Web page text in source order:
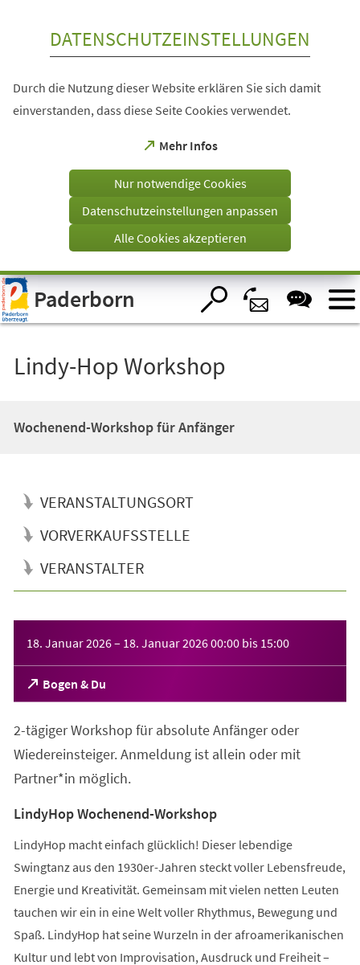
Visuelle
Assistenzsoftware
öffnen.
DATENSCHUTZEINSTELLUNGEN
Durch die Nutzung dieser Website erklären Sie sich damit
einverstanden, dass diese Seite Cookies verwendet.
Mehr Infos
(Öffnet
einem
Tab)
Nur notwendige Cookies
Datenschutzeinstellungen anpassen
Alle Cookies akzeptieren
Paderborn
Lindy-Hop Workshop
Wochenend-Workshop für Anfänger
VERANSTALTUNGSORT
VORVERKAUFSSTELLE
VERANSTALTER
18. Januar 2026– 18. Januar 202600:00 bis 15:00
Bogen & Du
(Öffnet
in
neuen
Tab)
2-tägiger Workshop für absolute Anfänger oder
Wiedereinsteiger. Anmeldung ist allein oder mit
Partner*in möglich.
LindyHop Wochenend-Workshop
LindyHop macht einfach glücklich! Dieser lebendige
Swingtanz aus den 1930er-Jahren steckt voller Lebensfreude,
Energie und Kreativität. Gemeinsam mit vielen netten Leuten
tauchen wir ein in eine Welt voller Rhythmus, Bewegung und
Spaß. LindyHop hat seine Wurzeln in der afroamerikanischen
Kultur und lebt von Improvisation, Ausdruck und Freiheit –